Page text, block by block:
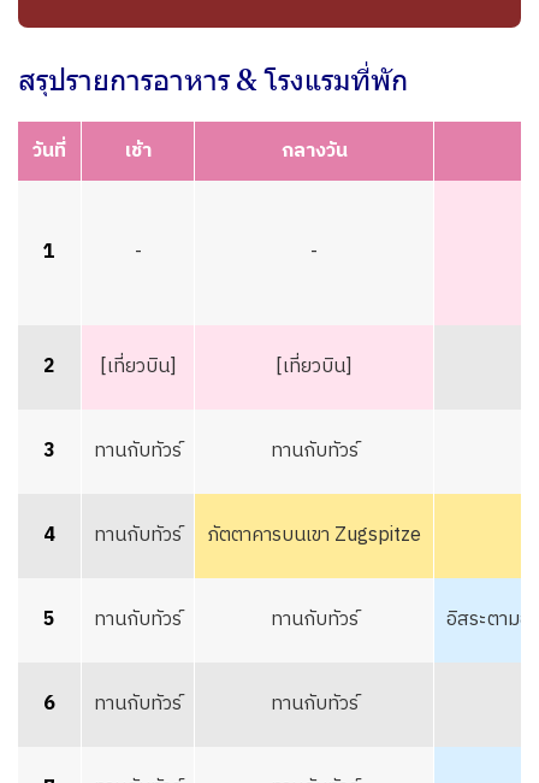
สรุปรายการอาหาร & โรงแรมที่พัก
วันที่ เช้า กลางวัน
1 - -
2 [เที่ยวบิน] [เที่ยวบิน]
3 ทานกับทัวร์ ทานกับทัวร์
4 ทานกับทัวร์ ภัตตาคารบนเขา Zugspitze
5 ทานกับทัวร์ ทานกับทัวร์ อิสระตาม
6 ทานกับทัวร์ ทานกับทัวร์